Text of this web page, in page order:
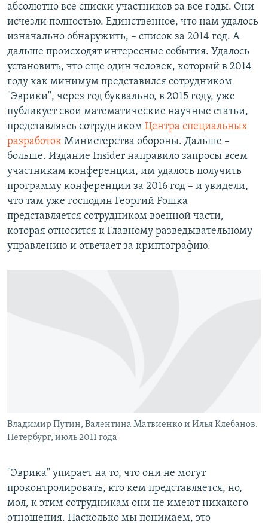
абсолютно все списки участников за все годы. Они
исчезли полностью. Единственное, что нам удалось
изначально обнаружить, – список за 2014 год. А
дальше происходят интересные события. Удалось
установить, что еще один человек, который в 2014
году как минимум представился сотрудником
"Эврики", через год буквально, в 2015 году, уже
публикует свои математические научные статьи,
представляясь сотрудником Центра специальных
разработок Министерства обороны. Дальше –
больше. Издание Insider направило запросы всем
участникам конференции, им удалось получить
программу конференции за 2016 год – и увидели,
что там уже господин Георгий Рошка
представляется сотрудником военной части,
которая относится к Главному разведывательному
управлению и отвечает за криптографию.
Владимир Путин, Валентина Матвиенко и Илья Клебанов.
Петербург, июль 2011 года
"Эврика" упирает на то, что они не могут
проконтролировать, кто кем представляется, но,
мол, к этим сотрудникам они не имеют никакого
отношения. Насколько мы понимаем, это